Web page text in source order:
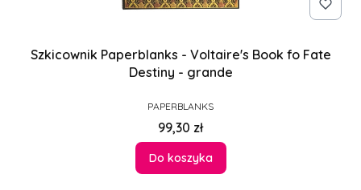
Szkicownik Paperblanks - Voltaire's Book fo Fate
Destiny - grande
PRODUCENT
PAPERBLANKS
Cena
99,30 zł
Do koszyka